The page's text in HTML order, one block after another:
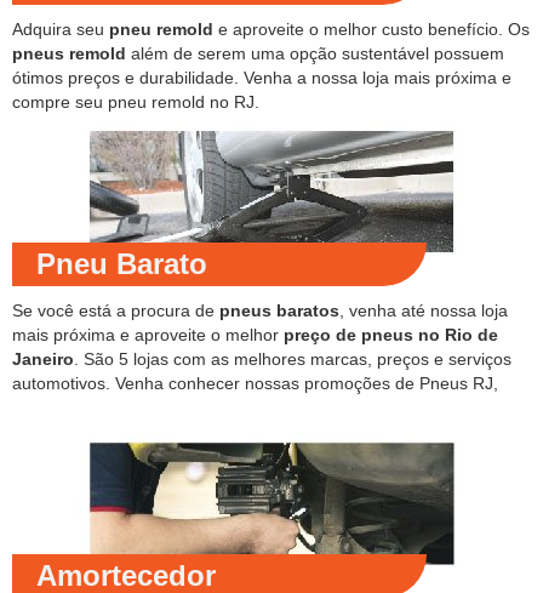
Adquira seu pneu remold e aproveite o melhor custo benefício. Os
pneus remold além de serem uma opção sustentável possuem
ótimos preços e durabilidade. Venha a nossa loja mais próxima e
compre seu pneu remold no RJ.
Pneu Barato
Se você está a procura de pneus baratos , venha até nossa loja
mais próxima e aproveite o melhor preço de pneus no Rio de
Janeiro . São 5 lojas com as melhores marcas, preços e serviços
automotivos. Venha conhecer nossas promoções de Pneus RJ,
Amortecedor